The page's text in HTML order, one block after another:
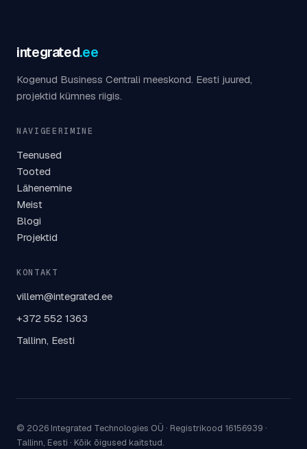
integrated.ee
Kogenud Business Centrali meeskond. Eesti juured,
projektid kümnes riigis.
NAVIGEERIMINE
Teenused
Tooted
Lähenemine
Meist
Blogi
Projektid
KONTAKT
villem@integrated.ee
+372 552 1363
Tallinn, Eesti
© 2026 Integrated Technologies OÜ · Registrikood 16156939 ·
Tallinn, Eesti · Kõik õigused kaitstud.